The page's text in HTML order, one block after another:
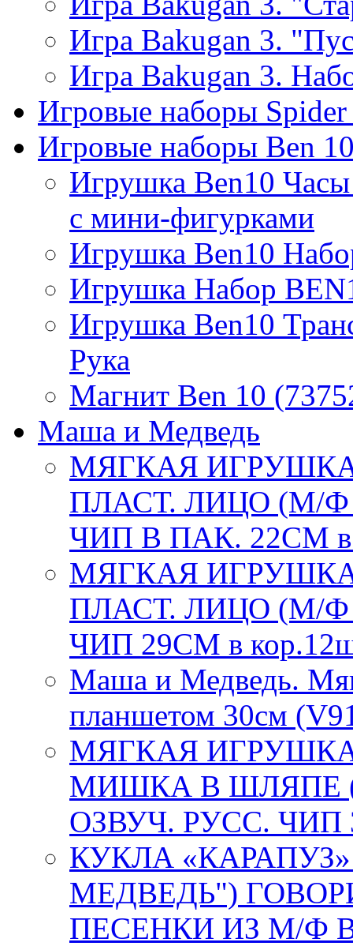
Игра Bakugan 3.
Игра Bakugan 3.
Игровые наборы
Игровые наборы Ben
Игрушка Ben10
с мини-фигурками
Игрушка Ben10
Игрушка Набор
Игрушка Ben10
Рука
Магнит Ben 10
Маша и Медведь
МЯГКАЯ
ПЛАСТ. ЛИЦО (М/
ЧИП В ПАК. 22СМ в
МЯГКАЯ
ПЛАСТ. ЛИЦО (М/
ЧИП 29СМ в
Маша и Медведь.
планшетом 30см
МЯГКАЯ
МИШКА В ШЛЯПЕ
ОЗВУЧ. РУСС. ЧИП
КУКЛА
МЕДВЕДЬ")
ПЕСЕНКИ ИЗ М/Ф В